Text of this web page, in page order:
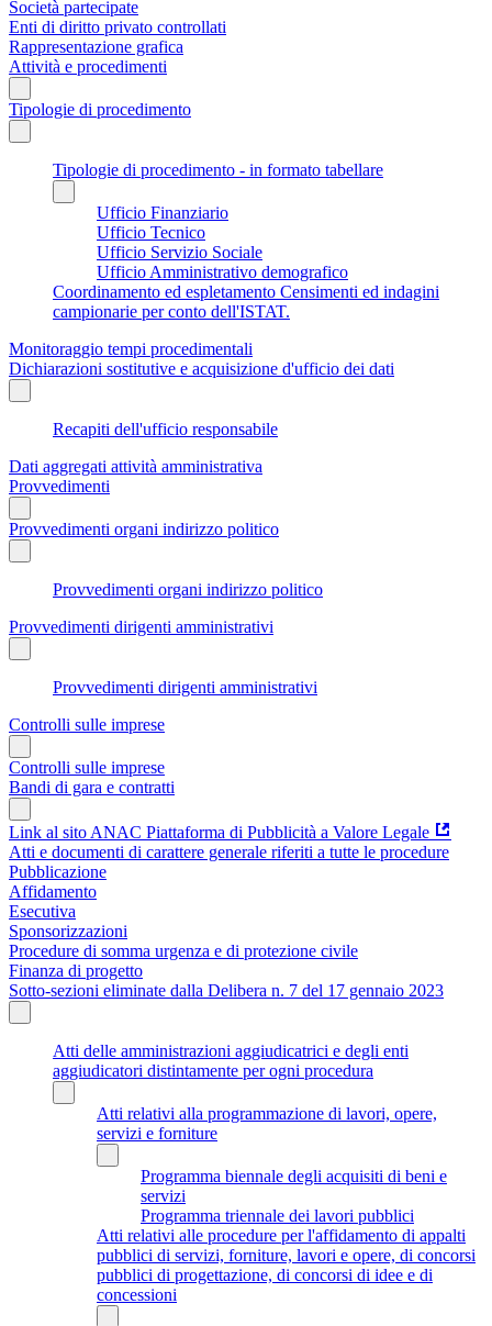
Società partecipate
Enti di diritto privato controllati
Rappresentazione grafica
Attività e procedimenti
Tipologie di procedimento
Tipologie di procedimento - in formato tabellare
Ufficio Finanziario
Ufficio Tecnico
Ufficio Servizio Sociale
Ufficio Amministrativo demografico
Coordinamento ed espletamento Censimenti ed indagini
campionarie per conto dell'ISTAT.
Monitoraggio tempi procedimentali
Dichiarazioni sostitutive e acquisizione d'ufficio dei dati
Recapiti dell'ufficio responsabile
Dati aggregati attività amministrativa
Provvedimenti
Provvedimenti organi indirizzo politico
Provvedimenti organi indirizzo politico
Provvedimenti dirigenti amministrativi
Provvedimenti dirigenti amministrativi
Controlli sulle imprese
Controlli sulle imprese
Bandi di gara e contratti
Link al sito ANAC Piattaforma di Pubblicità a Valore Legale
Atti e documenti di carattere generale riferiti a tutte le procedure
Pubblicazione
Affidamento
Esecutiva
Sponsorizzazioni
Procedure di somma urgenza e di protezione civile
Finanza di progetto
Sotto-sezioni eliminate dalla Delibera n. 7 del 17 gennaio 2023
Atti delle amministrazioni aggiudicatrici e degli enti
aggiudicatori distintamente per ogni procedura
Atti relativi alla programmazione di lavori, opere,
servizi e forniture
Programma biennale degli acquisiti di beni e
servizi
Programma triennale dei lavori pubblici
Atti relativi alle procedure per l'affidamento di appalti
pubblici di servizi, forniture, lavori e opere, di concorsi
pubblici di progettazione, di concorsi di idee e di
concessioni